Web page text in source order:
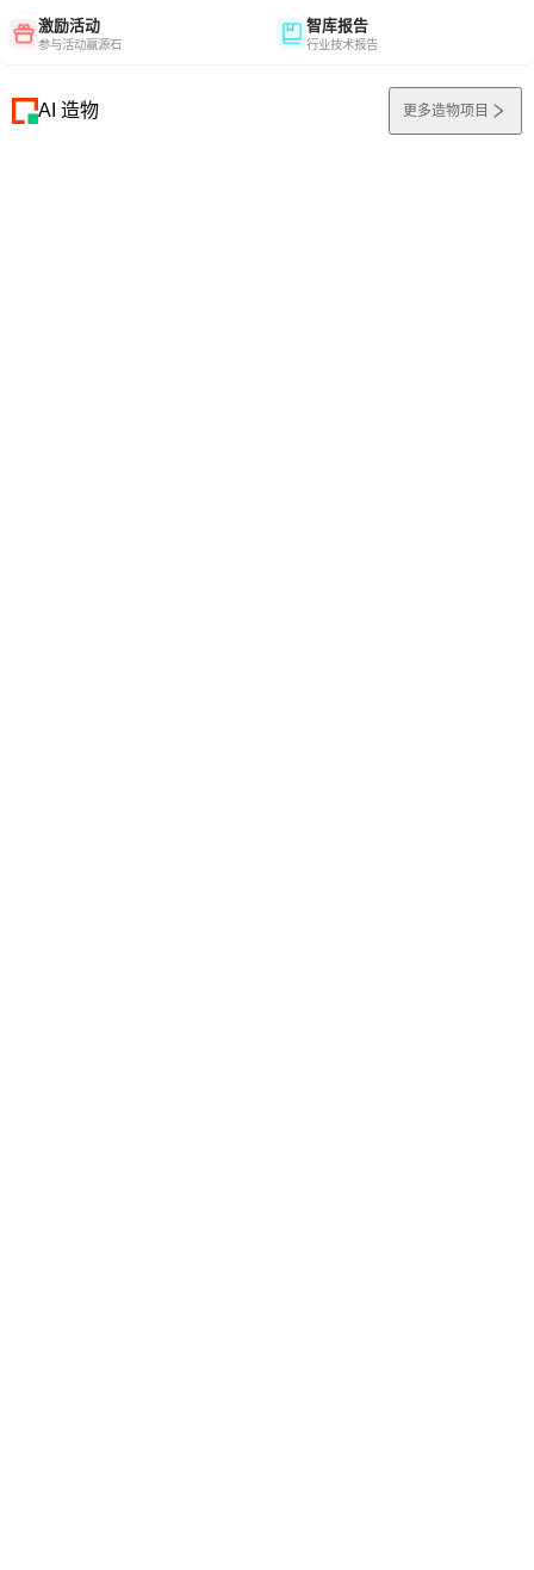
激励活动
参与活动赢源石
智库报告
行业技术报告
AI 造物 更多造物项目